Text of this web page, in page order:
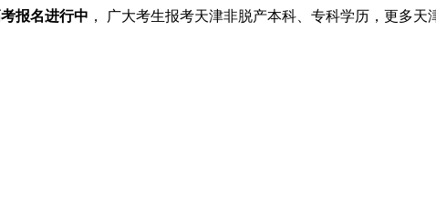
报名进行中 ， 广大考生报考天津非脱产本科、专科学历，更多